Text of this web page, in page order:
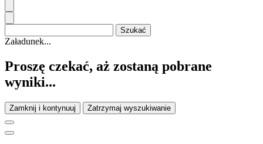
Załadunek...
Proszę czekać, aż zostaną pobrane
wyniki...
Zamknij i kontynuuj Zatrzymaj wyszukiwanie